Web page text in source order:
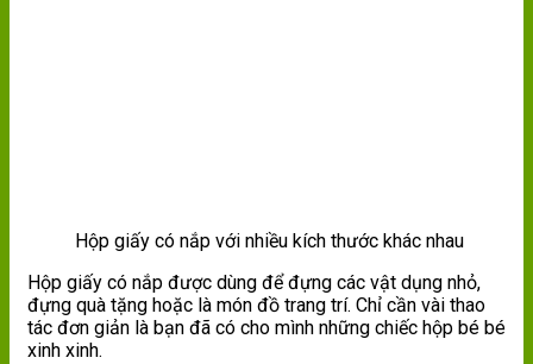
Hộp giấy có nắp với nhiều kích thước khác nhau
Hộp giấy có nắp được dùng để đựng các vật dụng nhỏ,
đựng quà tặng hoặc là món đồ trang trí. Chỉ cần vài thao
tác đơn giản là bạn đã có cho mình những chiếc hộp bé bé
xinh xinh.